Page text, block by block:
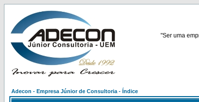
"Ser uma
Adecon - Empresa Júnior de Consultoria - Índice